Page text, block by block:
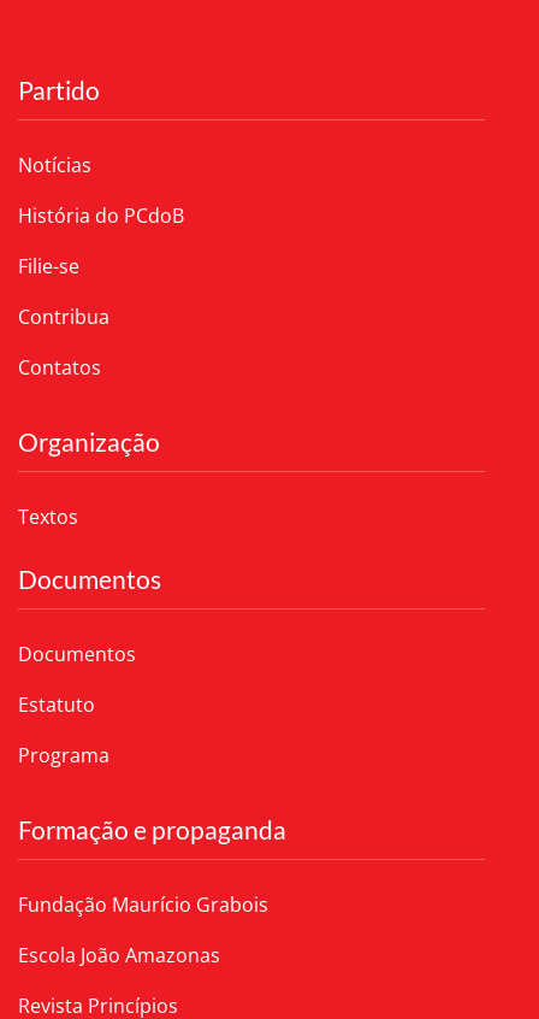
Partido
Notícias
História do PCdoB
Filie-se
Contribua
Contatos
Organização
Textos
Documentos
Documentos
Estatuto
Programa
Formação e propaganda
Fundação Maurício Grabois
Escola João Amazonas
Revista Princípios